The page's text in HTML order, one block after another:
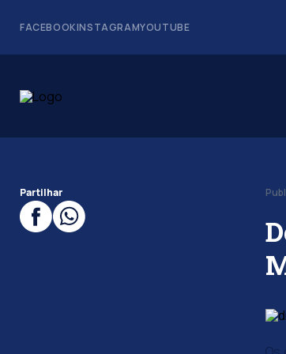
FACEBOOKINSTAGRAMYOUTUBE
Partilhar